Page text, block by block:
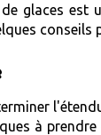
glaces est
à